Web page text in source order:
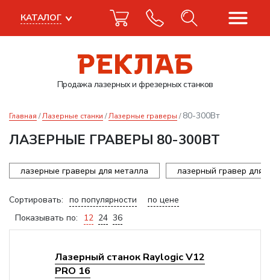
Продажа лазерныхи фрезерных станков
КАТАЛОГ
Главная Лазерные станки Лазерные граверы 80-300Вт
ЛАЗЕРНЫЕ ГРАВЕРЫ 80-300ВТ
лазерные граверы для металла лазерный гравер для
Сортировать: по популярности
по цене
Показывать по:
12 24 36
Лазерный станок Raylogic V12
PRO 16